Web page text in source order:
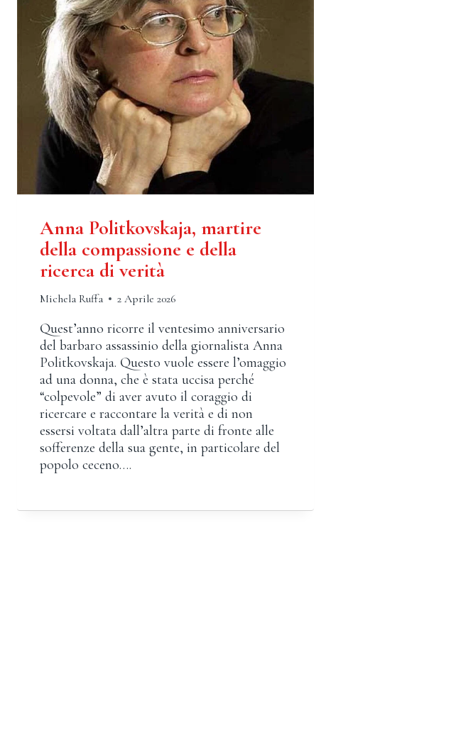
Anna Politkovskaja, martire
della compassione e della
ricerca di verità
Michela Ruffa 2 Aprile 2026
Quest’anno ricorre il ventesimo anniversario
del barbaro assassinio della giornalista Anna
Politkovskaja. Questo vuole essere l’omaggio
ad una donna, che è stata uccisa perché
“colpevole” di aver avuto il coraggio di
ricercare e raccontare la verità e di non
essersi voltata dall’altra parte di fronte alle
sofferenze della sua gente, in particolare del
popolo ceceno….